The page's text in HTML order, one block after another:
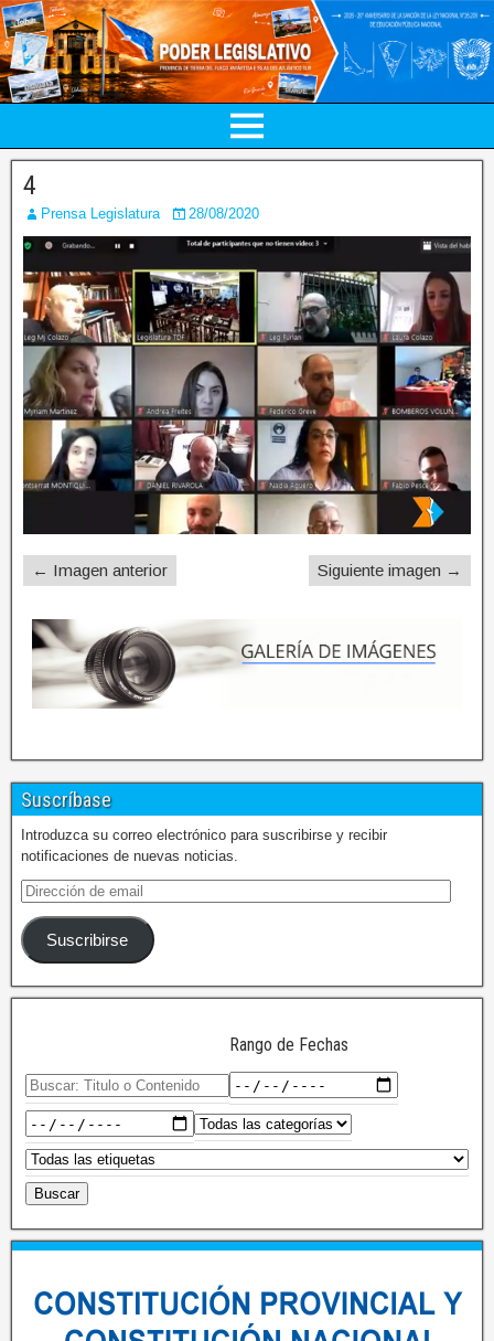
4
Prensa Legislatura 28/08/2020
← Imagen anterior Siguiente imagen →
Suscríbase
Introduzca su correo electrónico para suscribirse y recibir
notificaciones de nuevas noticias.
Suscribirse
Rango de Fechas